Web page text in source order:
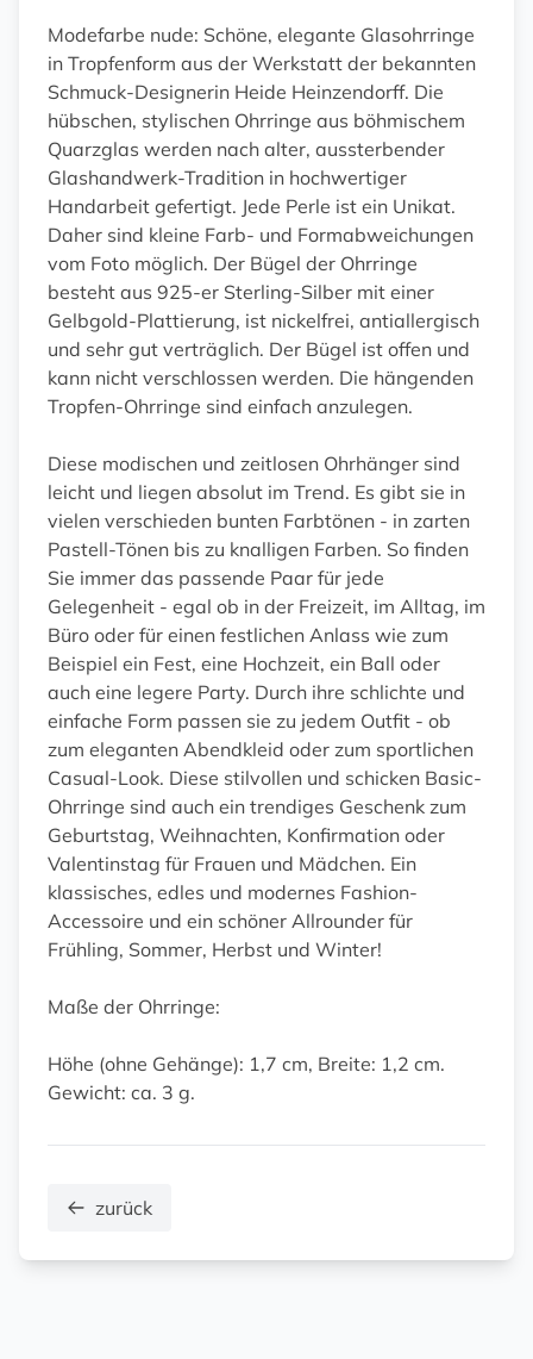
Modefarbe nude: Schöne, elegante Glasohrringe
in Tropfenform aus der Werkstatt der bekannten
Schmuck-Designerin Heide Heinzendorff. Die
hübschen, stylischen Ohrringe aus böhmischem
Quarzglas werden nach alter, aussterbender
Glashandwerk-Tradition in hochwertiger
Handarbeit gefertigt. Jede Perle ist ein Unikat.
Daher sind kleine Farb- und Formabweichungen
vom Foto möglich. Der Bügel der Ohrringe
besteht aus 925-er Sterling-Silber mit einer
Gelbgold-Plattierung, ist nickelfrei, antiallergisch
und sehr gut verträglich. Der Bügel ist offen und
kann nicht verschlossen werden. Die hängenden
Tropfen-Ohrringe sind einfach anzulegen.
Diese modischen und zeitlosen Ohrhänger sind
leicht und liegen absolut im Trend. Es gibt sie in
vielen verschieden bunten Farbtönen - in zarten
Pastell-Tönen bis zu knalligen Farben. So finden
Sie immer das passende Paar für jede
Gelegenheit - egal ob in der Freizeit, im Alltag, im
Büro oder für einen festlichen Anlass wie zum
Beispiel ein Fest, eine Hochzeit, ein Ball oder
auch eine legere Party. Durch ihre schlichte und
einfache Form passen sie zu jedem Outfit - ob
zum eleganten Abendkleid oder zum sportlichen
Casual-Look. Diese stilvollen und schicken Basic-
Ohrringe sind auch ein trendiges Geschenk zum
Geburtstag, Weihnachten, Konfirmation oder
Valentinstag für Frauen und Mädchen. Ein
klassisches, edles und modernes Fashion-
Accessoire und ein schöner Allrounder für
Frühling, Sommer, Herbst und Winter!
Maße der Ohrringe:
Höhe (ohne Gehänge): 1,7 cm, Breite: 1,2 cm.
Gewicht: ca. 3 g.
zurück